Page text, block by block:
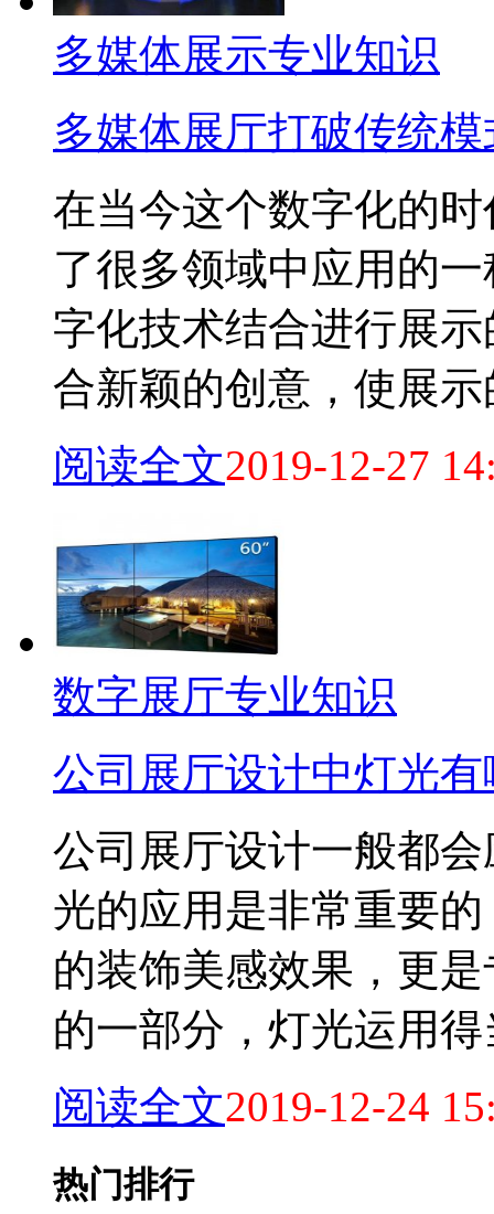
多媒体展示专业知识
多媒体展厅打破传统
在当今这个数字化的
了很多领域中应用的
字化技术结合进行展
合新颖的创意，使展示
阅读全文2019-12-27
数字展厅专业知识
公司展厅设计中灯光
公司展厅设计一般都
光的应用是非常重要
的装饰美感效果，更
的一部分，灯光运用得
阅读全文2019-12-24
热门排行